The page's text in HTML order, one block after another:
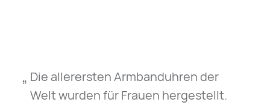
„ Die allerersten Armbanduhren der
Welt wurden für Frauen hergestellt.